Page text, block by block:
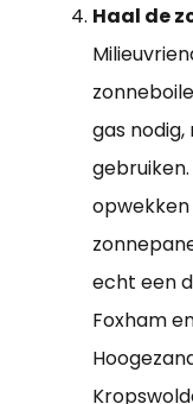
Haal de
gas
opwekken
echt een
Foxham